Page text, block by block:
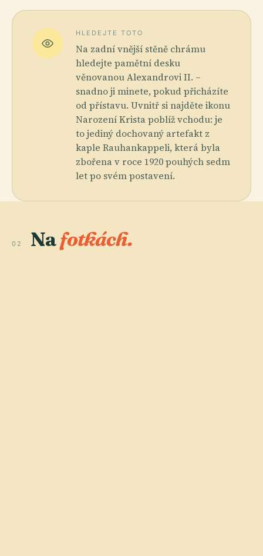
HLEDEJTE TOTO
Na zadní vnější stěně chrámu
hledejte pamětní desku
věnovanou Alexandrovi II. –
snadno ji minete, pokud přicházíte
od přístavu. Uvnitř si najděte ikonu
Narození Krista poblíž vchodu: je
to jediný dochovaný artefakt z
kaple Rauhankappeli, která byla
zbořena v roce 1920 pouhých sedm
let po svém postavení.
02 Nafotkách.